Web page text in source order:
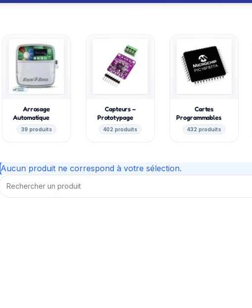
Arrosage
Automatique
39 produits
Capteurs –
Prototypage
402 produits
Cartes
Programmables
432 produits
Aucun produit ne correspond à votre sélection.